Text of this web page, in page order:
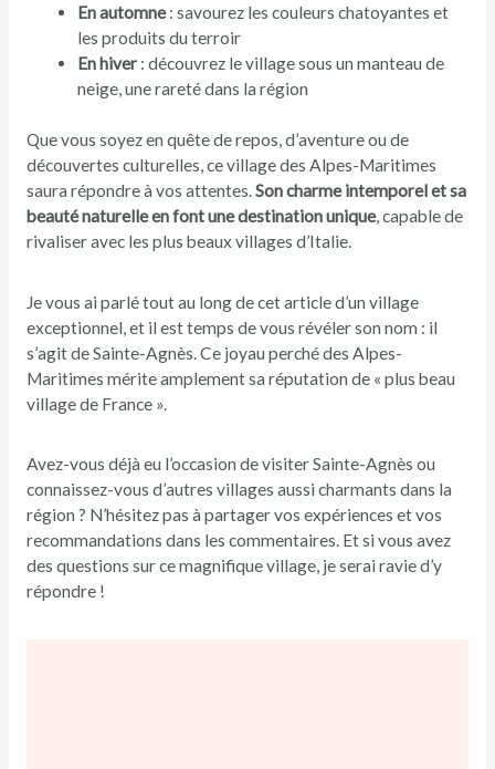
En automne: savourez les couleurs chatoyantes et
les produits du terroir
En hiver : découvrez le village sous un manteau de
neige, une rareté dans la région
Que vous soyez en quête de repos, d’aventure ou de
découvertes culturelles, ce village des Alpes-Maritimes
saura répondre à vos attentes.Son charme intemporel et sa
beauté naturelle en font une destination unique, capable de
rivaliser avec les plus beaux villages d’Italie.
Je vous ai parlé tout au long de cet article d’un village
exceptionnel, et il est temps de vous révéler son nom : il
s’agit de Sainte-Agnès. Ce joyau perché des Alpes-
Maritimes mérite amplement sa réputation de « plus beau
village de France ».
Avez-vous déjà eu l’occasion de visiter Sainte-Agnès ou
connaissez-vous d’autres villages aussi charmants dans la
région ? N’hésitez pas à partager vos expériences et vos
recommandations dans les commentaires. Et si vous avez
des questions sur ce magnifique village, je serai ravie d’y
répondre !